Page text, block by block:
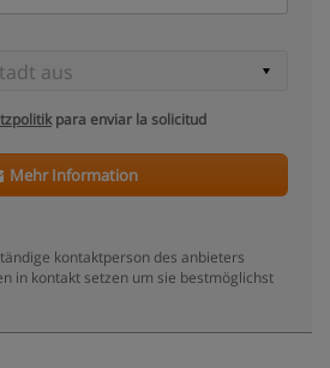
para enviar la solicitud
Mehr Information
kontaktperson des anbieters
in kontakt setzen um sie bestmöglichst